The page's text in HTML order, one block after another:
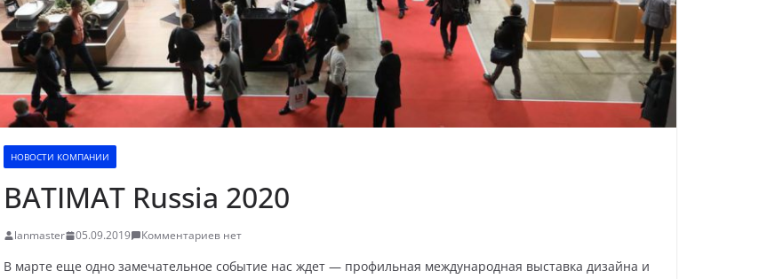
НОВОСТИ КОМПАНИИ
BATIMAT Russia 2020
lanmaster 05.09.2019 Комментариев нет
В марте еще одно замечательное событие нас ждет — профильная международная выставка дизайна и